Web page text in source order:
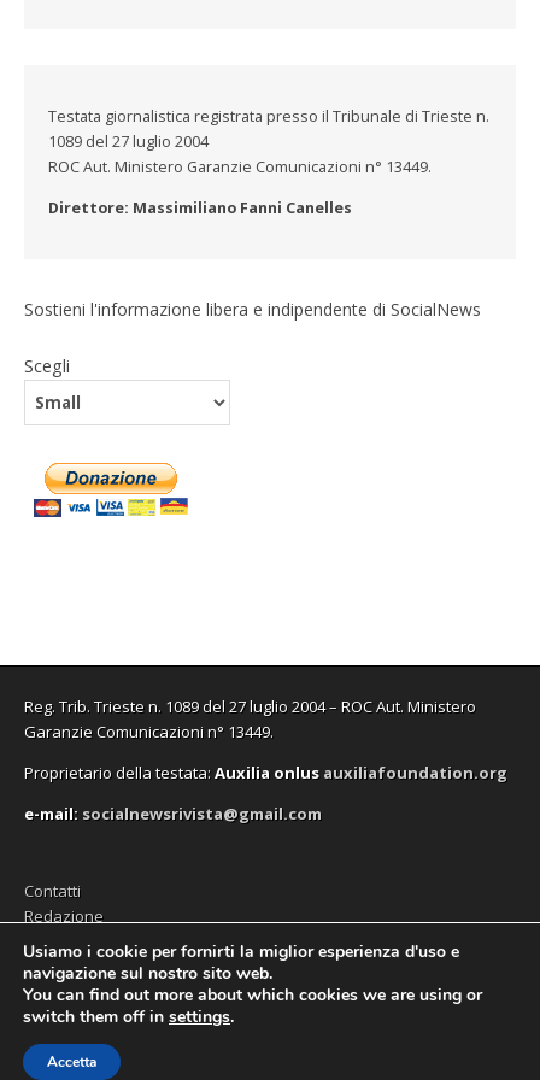
Testata giornalistica registrata presso il Tribunale di Trieste n.
1089 del 27 luglio 2004
ROC Aut. Ministero Garanzie Comunicazioni n° 13449.
Direttore: Massimiliano Fanni Canelles
Sostieni l'informazione libera e indipendente di SocialNews
Scegli
Reg. Trib. Trieste n. 1089 del 27 luglio 2004 – ROC Aut. Ministero
Garanzie Comunicazioni n° 13449.
Proprietario della testata:Auxilia onlus auxiliafoundation.org
e-mail: socialnewsrivista@gmail.com
Contatti
Redazione
Editore (Auxilia ODV)
Privacy
Copyright © 2026
Usiamo i cookie per fornirti la miglior esperienza d'uso e
navigazione sul nostro sito web.
You can find out more about which cookies we are using or
switch them off in settings.
Accetta